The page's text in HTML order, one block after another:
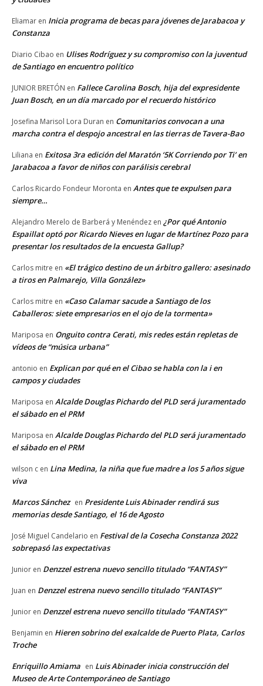
Eliamar en Inicia programa de becas para jóvenes de Jarabacoa y
Constanza
Diario Cibao en Ulises Rodríguez y su compromiso con la juventud
de Santiago en encuentro político
JUNIOR BRETÓN en Fallece Carolina Bosch, hija del expresidente
Juan Bosch, en un día marcado por el recuerdo histórico
Josefina Marisol Lora Duran en Comunitarios convocan a una
marcha contra el despojo ancestral en las tierras de Tavera-Bao
Liliana en Exitosa 3ra edición del Maratón ‘5K Corriendo por Ti’ en
Jarabacoa a favor de niños con parálisis cerebral
Carlos Ricardo Fondeur Moronta en Antes que te expulsen para
siempre…
Alejandro Merelo de Barberá y Menéndez en ¿Por qué Antonio
Espaillat optó por Ricardo Nieves en lugar de Martínez Pozo para
presentar los resultados de la encuesta Gallup?
Carlos mitre en «El trágico destino de un árbitro gallero: asesinado
a tiros en Palmarejo, Villa González»
Carlos mitre en «Caso Calamar sacude a Santiago de los
Caballeros: siete empresarios en el ojo de la tormenta»
Mariposa en Onguito contra Cerati, mis redes están repletas de
vídeos de “música urbana”
antonio en Explican por qué en el Cibao se habla con la i en
campos y ciudades
Mariposa en Alcalde Douglas Pichardo del PLD será juramentado
el sábado en el PRM
Mariposa en Alcalde Douglas Pichardo del PLD será juramentado
el sábado en el PRM
wilson c en Lina Medina, la niña que fue madre a los 5 años sigue
viva
Marcos Sánchez en Presidente Luis Abinader rendirá sus
memorias desde Santiago, el 16 de Agosto
José Miguel Candelario en Festival de la Cosecha Constanza 2022
sobrepasó las expectativas
Junior en Denzzel estrena nuevo sencillo titulado “FANTASY”
Juan en Denzzel estrena nuevo sencillo titulado “FANTASY”
Junior en Denzzel estrena nuevo sencillo titulado “FANTASY”
Benjamin en Hieren sobrino del exalcalde de Puerto Plata, Carlos
Troche
Enriquillo Amiama en Luis Abinader inicia construcción del
Museo de Arte Contemporáneo de Santiago